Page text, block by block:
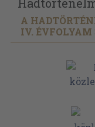
A
IV. ÉVFOLYAM